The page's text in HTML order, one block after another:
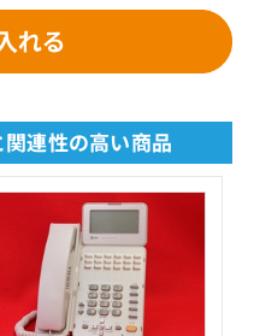
連性の高い商品